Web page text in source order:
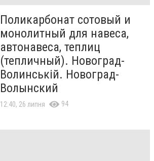
Поликарбонат сотовый и
монолитный для навеса,
автонавеса, теплиц
(тепличный). Новоград-
Волинській. Новоград-
Волынский
12:40, 26 липня 94